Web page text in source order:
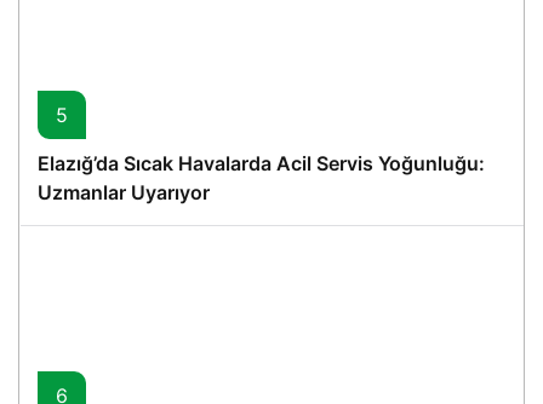
5
Elazığ’da Sıcak Havalarda Acil Servis Yoğunluğu:
Uzmanlar Uyarıyor
6